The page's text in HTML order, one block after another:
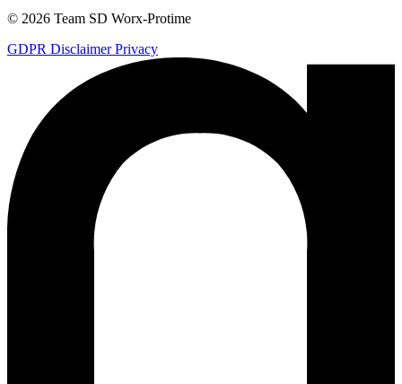
© 2026 Team SD Worx-Protime
GDPR DisclaimerPrivacy